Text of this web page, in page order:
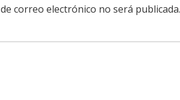
correo electrónico no será publicada.